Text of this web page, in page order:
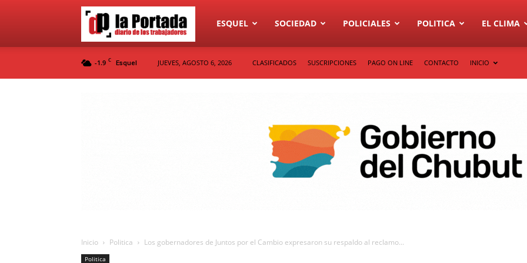
Diario
La
ESQUEL SOCIEDAD POLICIALES POLITICA EL CLIMA
-1.9 C Esquel JUEVES, AGOSTO 6, 2026 CLASIFICADOS SUSCRIPCIONES PAGO ON LINE CONTACTO INICIO
Inicio Politica Los gobernadores de Juntos por el Cambio expresaron su respaldo al reclamo...
Politica